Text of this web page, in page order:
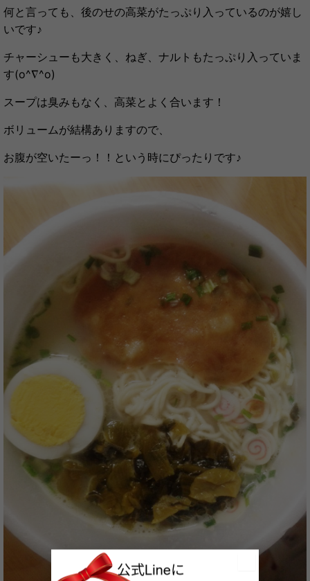
何と言っても、後のせの高菜がたっぷり入っているのが嬉し
いです♪
チャーシューも大きく、ねぎ、ナルトもたっぷり入っていま
す(o^∇^o)
スープは臭みもなく、高菜とよく合います！
ボリュームが結構ありますので、
お腹が空いたーっ！！という時にぴったりです♪